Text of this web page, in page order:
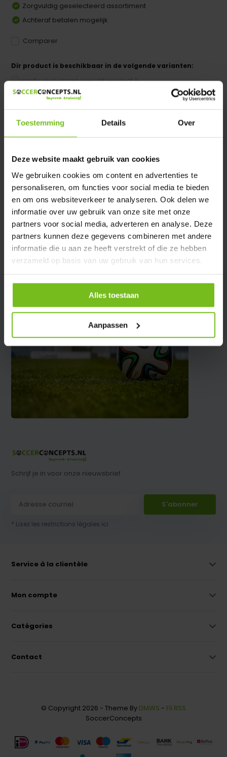
Toestemming Details Over
Deze website maakt gebruik van cookies
We gebruiken cookies om content en advertenties te
personaliseren, om functies voor social media te bieden
en om ons websiteverkeer te analyseren. Ook delen we
informatie over uw gebruik van onze site met onze
partners voor social media, adverteren en analyse. Deze
partners kunnen deze gegevens combineren met andere
informatie die u aan ze heeft verstrekt of die ze hebben
verzameld op basis van uw gebruik van hun services.
Alles toestaan
Aanpassen
Zorgvuldig geselecteerd assortiment
Achteraf betalen mogelijk
Comparer
Dir product is beschikbaar in de volgende varianten:
Heeft u een vraag over dit product ?
Verstuur email
Description du produit
Spécifications
Partager
Schrijf je in voor onze nieuwsbrief
S'abonner
* Lisez les restrictions légales ici
Service à la clientèle
Mon compte
Catégories
Contact
© Copyright 2026 - Theme By DMWS - Fil RSS
SoccerConcepts